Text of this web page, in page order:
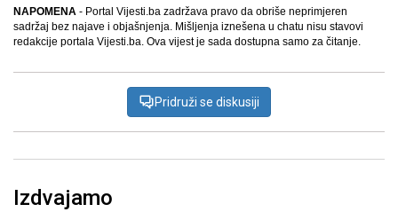
NAPOMENA - Portal Vijesti.ba zadržava pravo da obriše neprimjeren
sadržaj bez najave i objašnjenja. Mišljenja iznešena u chatu nisu stavovi
redakcije portala Vijesti.ba. Ova vijest je sada dostupna samo za čitanje.
Pridruži se diskusiji
Izdvajamo